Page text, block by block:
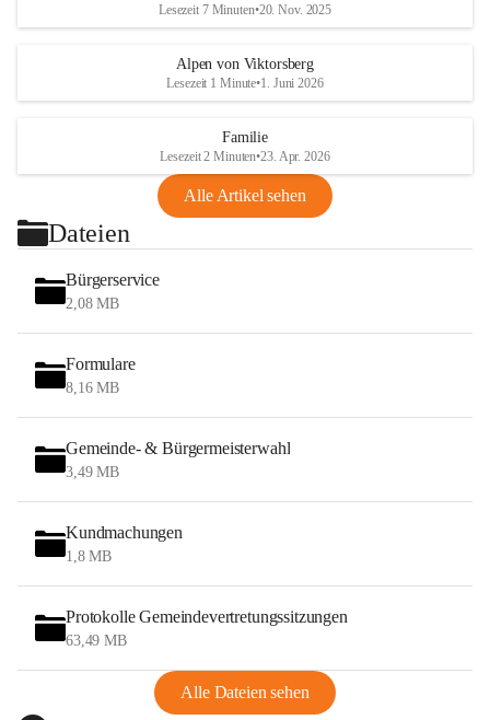
Lesezeit 7 Minuten•20. Nov. 2025
Alpen von Viktorsberg
Lesezeit 1 Minute•1. Juni 2026
Familie
Lesezeit 2 Minuten•23. Apr. 2026
Alle Artikel sehen
Dateien
Bürgerservice
2,08 MB
Formulare
8,16 MB
Gemeinde- & Bürgermeisterwahl
3,49 MB
Kundmachungen
1,8 MB
Protokolle Gemeindevertretungssitzungen
63,49 MB
Alle Dateien sehen